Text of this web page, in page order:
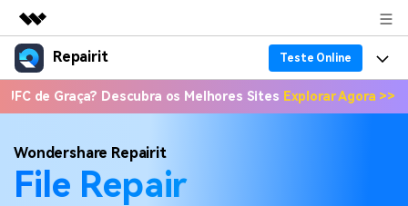
Produtos em destaque
Criatividade digital com IA generativa
Negócios
Soluções
Sobre nós
Sala de imprensa
Repairit Teste Online
Produtos
Recuperação de dados
Reparo de arquivo corrompido
Funcionalidades
Recuperação de Dados
Por que Repairit
Descubra os Melhores SitesExplorar Agora >> 📣 Onde
Wondershare Repairit
File Repair